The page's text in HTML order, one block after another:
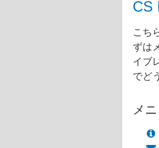
CS
こち
ずは
イブ
でど
メ